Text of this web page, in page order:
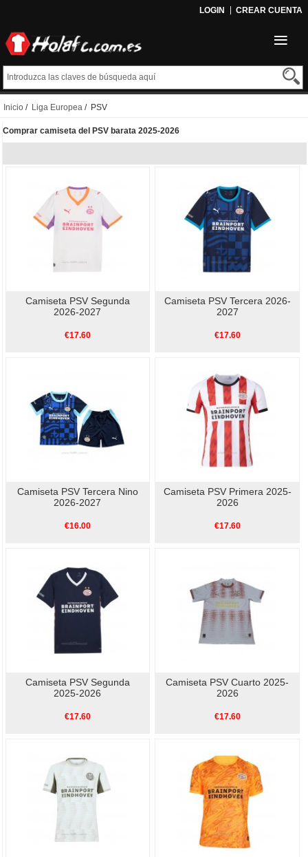
LOGIN CREAR CUENTA
Inicio / Liga Europea / PSV
Comprar camiseta del PSV barata 2025-2026
Camiseta PSV Segunda
2026-2027
€17.60
Camiseta PSV Tercera 2026-
2027
€17.60
Camiseta PSV Tercera Nino
2026-2027
€16.00
Camiseta PSV Primera 2025-
2026
€17.60
Camiseta PSV Segunda
2025-2026
€17.60
Camiseta PSV Cuarto 2025-
2026
€17.60